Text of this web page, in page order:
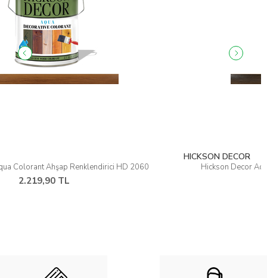
Hickson Decor Aqua Colorant Ahşap Renklendirici HD 2046